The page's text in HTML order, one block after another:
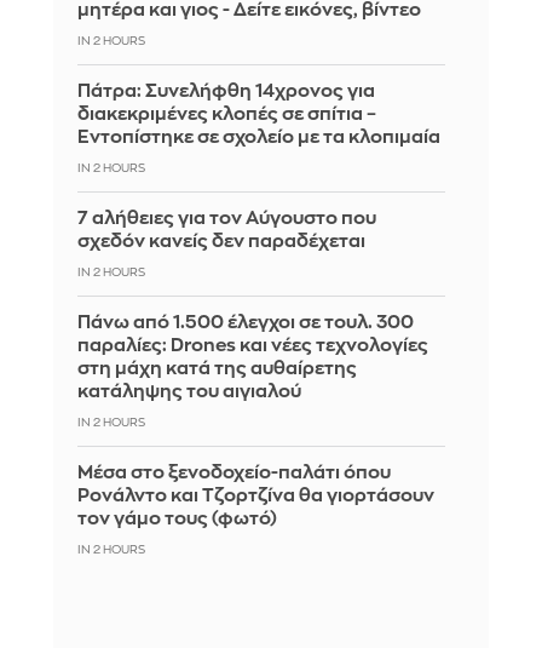
μητέρα και γιος - Δείτε εικόνες, βίντεο
IN 2 HOURS
Πάτρα: Συνελήφθη 14χρονος για
διακεκριμένες κλοπές σε σπίτια –
Εντοπίστηκε σε σχολείο με τα κλοπιμαία
IN 2 HOURS
7 αλήθειες για τον Αύγουστο που
σχεδόν κανείς δεν παραδέχεται
IN 2 HOURS
Πάνω από 1.500 έλεγχοι σε τουλ. 300
παραλίες: Drones και νέες τεχνολογίες
στη μάχη κατά της αυθαίρετης
κατάληψης του αιγιαλού
IN 2 HOURS
Μέσα στο ξενοδοχείο-παλάτι όπου
Ρονάλντο και Τζορτζίνα θα γιορτάσουν
τον γάμο τους (φωτό)
IN 2 HOURS